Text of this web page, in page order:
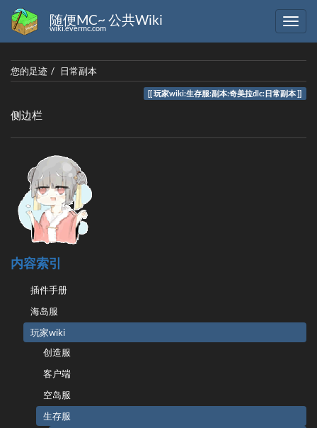
随便MC~ 公共Wiki
wiki.evermc.com
您的足迹 日常副本
玩家wiki:生存服:副本:奇美拉dlc:日常副本
侧边栏
内容索引
插件手册
海岛服
玩家wiki
创造服
客户端
空岛服
生存服